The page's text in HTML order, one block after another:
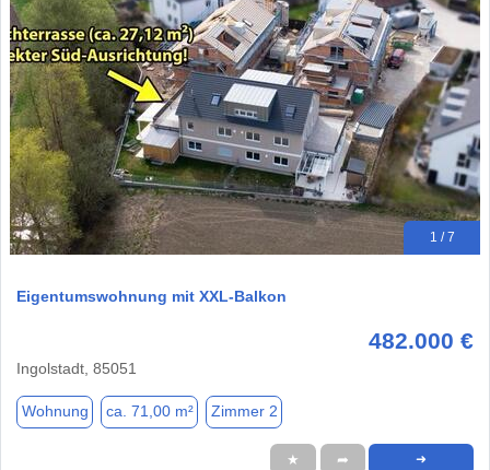
1 / 7
Eigentumswohnung mit XXL-Balkon
482.000 €
Ingolstadt, 85051
Wohnung ca. 71,00 m² Zimmer 2
★ ➦ ➜